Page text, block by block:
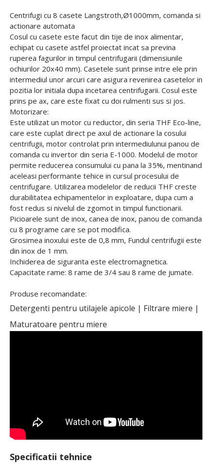
Centrifugi cu 8 casete Langstroth,Ø1000mm, comanda si
actionare automata
Cosul cu casete este facut din tije de inox alimentar,
echipat cu casete astfel proiectat incat sa previna
ruperea fagurilor in timpul centrifugarii (dimensiunile
ochiurilor 20x40 mm). Casetele sunt prinse intre ele prin
intermediul unor arcuri care asigura revenirea casetelor in
pozitia lor initiala dupa incetarea centrifugarii. Cosul este
prins pe ax, care este fixat cu doi rulmenti sus si jos.
Motorizare:
Este utilizat un motor cu reductor, din seria THF Eco-line,
care este cuplat direct pe axul de actionare la cosului
centrifugii, motor controlat prin intermediulunui panou de
comanda cu invertor din seria E-1000. Modelul de motor
permite reducerea consumului cu pana la 35%, mentinand
aceleasi performante tehice in cursul procesului de
centrifugare. Utilizarea modelelor de reducii THF creste
durabilitatea echipamentelor in exploatare, dupa cum a
fost redus si nivelul de zgomot in timpul functionarii.
Picioarele sunt de inox, canea de inox, panou de comanda
cu 8 programe care se pot modifica.
Grosimea inoxului este de 0,8 mm, Fundul centrifugii este
din inox de 1 mm.
Inchiderea de siguranta este electromagnetica.
Capacitate rame: 8 rame de 3/4 sau 8 rame de jumate.
Produse recomandate:
Detergenti pentru utilajele apicole | Filtrare miere |
Maturatoare pentru miere
Specificatii tehnice